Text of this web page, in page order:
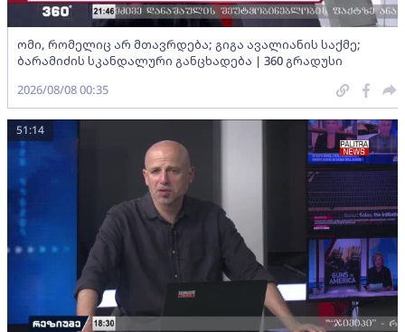
ომი, რომელიც არ მთავრდება; გიგა ავალიანის საქმე;
ბარამიძის სკანდალური განცხადება | 360 გრადუსი
2026/08/08 00:35
51:14